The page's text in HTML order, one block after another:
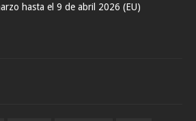
hasta el 9 de abril 2026 (EU)